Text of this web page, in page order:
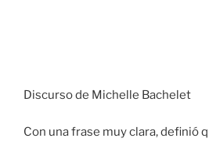
Discurso de Michelle Bachelet
Con una frase muy clara, definió